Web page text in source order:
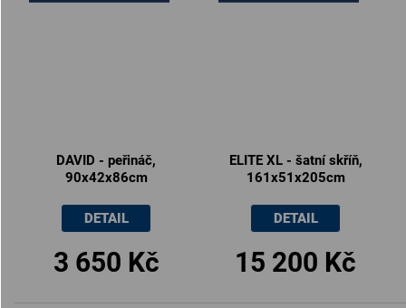
DAVID - peřináč,
90x42x86cm
3 650 Kč
DETAIL
ELITE XL - šatní skříň,
161x51x205cm
15 200 Kč
DETAIL